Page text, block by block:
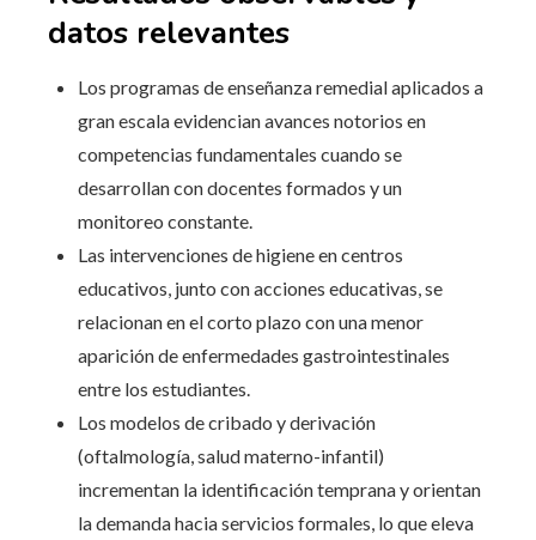
datos relevantes
Los programas de enseñanza remedial aplicados a
gran escala evidencian avances notorios en
competencias fundamentales cuando se
desarrollan con docentes formados y un
monitoreo constante.
Las intervenciones de higiene en centros
educativos, junto con acciones educativas, se
relacionan en el corto plazo con una menor
aparición de enfermedades gastrointestinales
entre los estudiantes.
Los modelos de cribado y derivación
(oftalmología, salud materno-infantil)
incrementan la identificación temprana y orientan
la demanda hacia servicios formales, lo que eleva